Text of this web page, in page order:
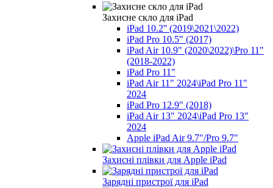
Захисне скло для iPad
iPad 10.2'' (2019\2021\2022)
iPad Pro 10.5" (2017)
iPad Air 10.9" (2020\2022)\Pro 11"
(2018-2022)
iPad Pro 11"
iPad Air 11" 2024\iPad Pro 11"
2024
iPad Pro 12.9" (2018)
iPad Air 13" 2024\iPad Pro 13"
2024
Apple iPad Air 9.7"/Pro 9.7"
Захисні плівки для Apple iPad
Зарядні пристрої для iPad